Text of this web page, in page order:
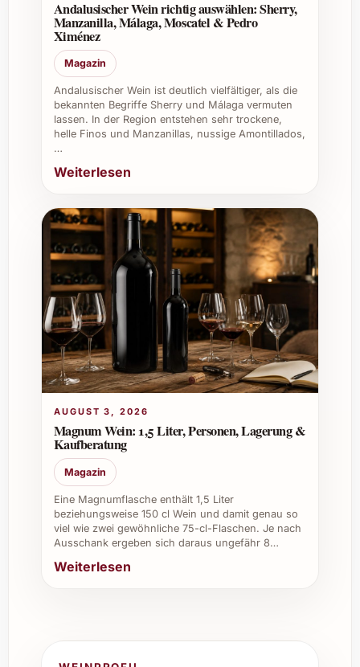
anspruchsvolle Gäste und als Aperitif
vor dem Essen.
Catering und Firmenevents:
Eindrucksvolle und elegante Wahl, die
für Gesprächsstoff sorgt.
Weinkeller:Ein wertvolles Mitglied für
Liebhaber trockener Sherrys mit
Charakter.
Gönnen Sie sich und Ihren Gästen den feinen
der mit seinem unvergleichlichen Geschmack
jeden Moment bereichert und die Sinne auf
unverwechselbare Weise anspricht.
Andalusischer Wein richtig auswählen: Sherry,
Manzanilla, Málaga, Moscatel & Pedro
Ximénez
Magazin
Andalusischer Wein ist deutlich vielfältiger, als die
bekannten Begriffe Sherry und Málaga vermuten
lassen. In der Region entstehen sehr trockene,
helle Finos und Manzanillas, nussige Amontillados,
…
Weiterlesen
AUGUST 3, 2026
Magnum Wein: 1,5 Liter, Personen, Lagerung &
Kaufberatung
Magazin
Eine Magnumflasche enthält 1,5 Liter
beziehungsweise 150 cl Wein und damit genau so
viel wie zwei gewöhnliche 75-cl-Flaschen. Je nach
Ausschank ergeben sich daraus ungefähr 8…
Weiterlesen